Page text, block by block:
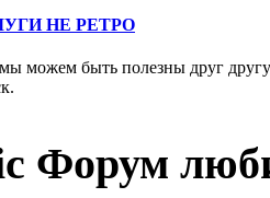
НЕ РЕТРО
можем быть полезны друг
Форум